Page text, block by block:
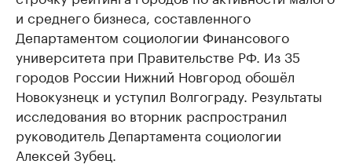
и среднего бизнеса, составленного
Департаментом социологии Финансового
университета при Правительстве РФ. Из 35
городов России Нижний Новгород обошёл
Новокузнецк и уступил Волгограду. Результаты
исследования во вторник распространил
руководитель Департамента социологии
Алексей Зубец.